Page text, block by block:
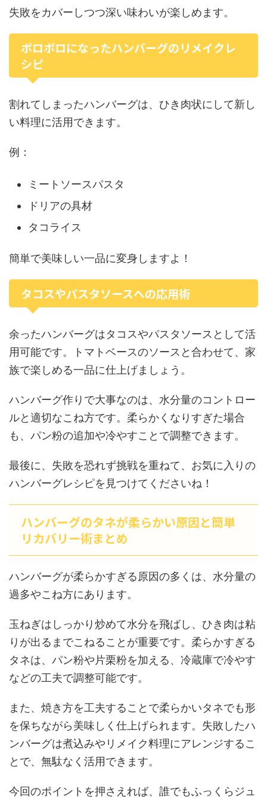
失敗をカバーしつつ深い味わいが楽しめます。
ボロボロになったハンバーグのリメイクレ
シピ
割れてしまったハンバーグは、ひき肉状にして新し
い料理に活用できます。
例：
ミートソースパスタ
ドリアの具材
タコライス
簡単で美味しい一品に変身しますよ！
タコスやパスタソースへの応用術
余ったハンバーグはタコスやパスタソースとして活
用可能です。トマトベースのソースと合わせて、家
族で楽しめる一品に仕上げましょう。
ハンバーグ作りで大事なのは、水分量のコントロー
ルと適切なこね方です。柔らかくなりすぎた場合
も、パン粉の追加や冷やすことで調整できます。
最後に、失敗を恐れず挑戦を重ねて、お気に入りの
ハンバーグレシピを見つけてくださいね！
ハンバーグのタネが柔らかい原因と簡単
リカバリー術まとめ
ハンバーグが柔らかすぎる原因の多くは、水分量の
過多やこね方にあります。
玉ねぎはしっかり炒めて水分を飛ばし、ひき肉は粘
りが出るまでこねることが重要です。柔らかすぎる
タネは、パン粉や片栗粉を加える、冷蔵庫で冷やす
などの工夫で調整可能です。
また、焼き方を工夫することで柔らかいタネでも形
を保ちながら美味しく仕上げられます。失敗したハ
ンバーグは煮込みやリメイク料理にアレンジするこ
とで、無駄なく活用できます。
今回のポイントを押さえれば、誰でもふっくらジュ